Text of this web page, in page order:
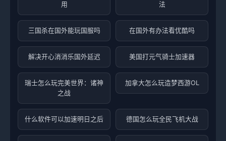
用
法
三国杀在国外能玩国服吗 在国外有办法看优酷吗
解决开心消消乐国外延迟 美国打元气骑士加速器
瑞士怎么玩完美世界：诸神
之战
加拿大怎么玩造梦西游OL
什么软件可以加速明日之后 德国怎么玩全民飞机大战